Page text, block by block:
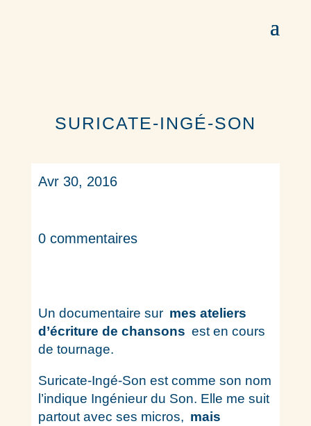
SURICATE-INGÉ-SON
Avr 30, 2016
0 commentaires
Un documentaire sur mes ateliers
d’écriture de chansons est en cours
de tournage.
Suricate-Ingé-Son est comme son nom
l’indique Ingénieur du Son. Elle me suit
partout avec ses micros, mais